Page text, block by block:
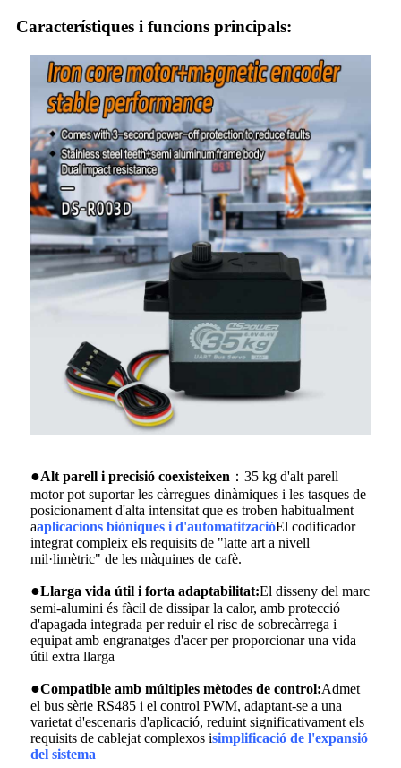
Característiques i funcions principals:
●Alt parell i precisió coexisteixen ：35 kg d'alt parell
motor pot suportar les càrregues dinàmiques i les tasques de
posicionament d'alta intensitat que es troben habitualment
aaplicacions biòniques i d'automatitzacióEl codificador
integrat compleix els requisits de "latte art a nivell
mil·limètric" de les màquines de cafè.
●Llarga vida útil i forta adaptabilitat:El disseny del marc
semi-alumini és fàcil de dissipar la calor, amb protecció
d'apagada integrada per reduir el risc de sobrecàrrega i
equipat amb engranatges d'acer per proporcionar una vida
útil extra llarga
●Compatible amb múltiples mètodes de control:Admet
el bus sèrie RS485 i el control PWM, adaptant-se a una
varietat d'escenaris d'aplicació, reduint significativament els
requisits de cablejat complexos isimplificació de l'expansió
del sistema